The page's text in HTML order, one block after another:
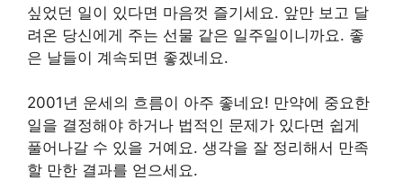
싶었던 일이 있다면 마음껏 즐기세요. 앞만 보고 달
려온 당신에게 주는 선물 같은 일주일이니까요. 좋
은 날들이 계속되면 좋겠네요.
2001년 운세의 흐름이 아주 좋네요! 만약에 중요한
일을 결정해야 하거나 법적인 문제가 있다면 쉽게
풀어나갈 수 있을 거예요. 생각을 잘 정리해서 만족
할 만한 결과를 얻으세요.